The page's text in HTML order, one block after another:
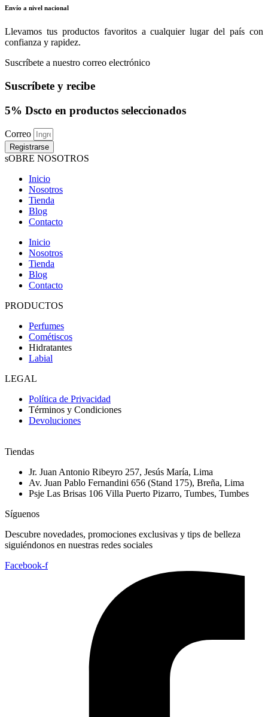
Envío a nivel nacional
Llevamos tus productos favoritos a cualquier lugar del país con
confianza y rapidez.
Suscríbete a nuestro correo electrónico
Suscríbete y recibe
5% Dscto en productos seleccionados
Correo
Registrarse
sOBRE NOSOTROS
Inicio
Nosotros
Tienda
Blog
Contacto
Inicio
Nosotros
Tienda
Blog
Contacto
PRODUCTOS
Perfumes
Cométiscos
Hidratantes
Labial
LEGAL
Política de Privacidad
Términos y Condiciones
Devoluciones
Tiendas
Jr. Juan Antonio Ribeyro 257, Jesús María, Lima
Av. Juan Pablo Fernandini 656 (Stand 175), Breña, Lima
Psje Las Brisas 106 Villa Puerto Pizarro, Tumbes, Tumbes
Síguenos
Descubre novedades, promociones exclusivas y tips de belleza
siguiéndonos en nuestras redes sociales
Facebook-f